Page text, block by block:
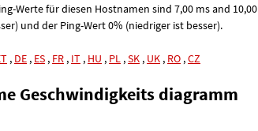
Werte für diesen Hostnamen sind 7,00 ms and 10,00
und der Ping-Wert 0% (niedriger ist besser).
, DE , ES , FR , IT , HU , PL ,SK , UK , RO ,CZ
Geschwindigkeits diagramm